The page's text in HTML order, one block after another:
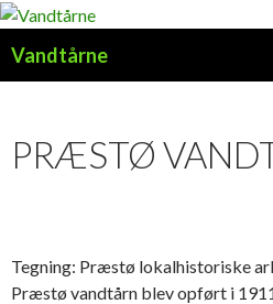
Vandtårne
PRÆSTØ
Tegning: Præstø lokalhistoriske
Præstø vandtårn blev opført i